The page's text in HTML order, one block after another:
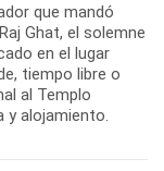
que mandó
Ghat, el solemne
en el lugar
tiempo libre o
al Templo
y alojamiento.